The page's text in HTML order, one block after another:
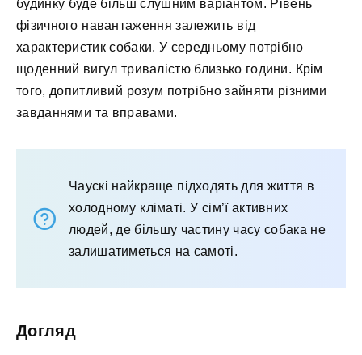
будинку буде більш слушним варіантом. Рівень
фізичного навантаження залежить від
характеристик собаки. У середньому потрібно
щоденний вигул тривалістю близько години. Крім
того, допитливий розум потрібно зайняти різними
завданнями та вправами.
Чаускі найкраще підходять для життя в
холодному кліматі. У сім’ї активних
людей, де більшу частину часу собака не
залишатиметься на самоті.
Догляд